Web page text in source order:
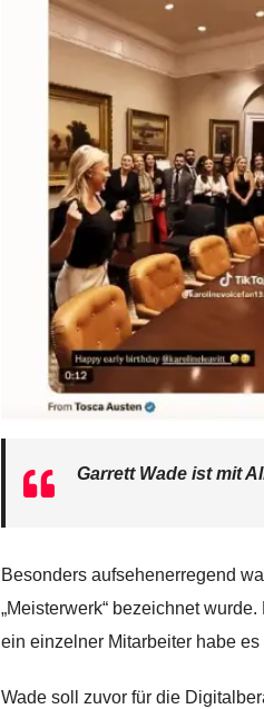
Garrett Wade ist mit
Besonders aufsehenerregend
„Meisterwerk“ bezeichnet
ein einzelner Mitarbeiter habe
Wade soll zuvor für die